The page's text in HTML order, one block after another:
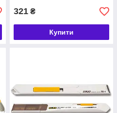
321 ₴
Купити